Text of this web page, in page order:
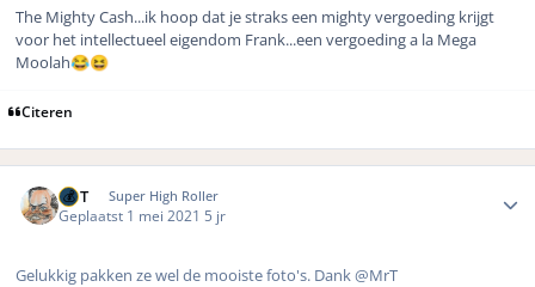
The Mighty Cash...ik hoop dat je straks een mighty vergoeding krijgt
voor het intellectueel eigendom Frank...een vergoeding a la Mega
Moolah😂😆
Citeren
MrT Super High Roller
Geplaatst 1 mei 2021 5 jr
Gelukkig pakken ze wel de mooiste foto's. Dank @MrT